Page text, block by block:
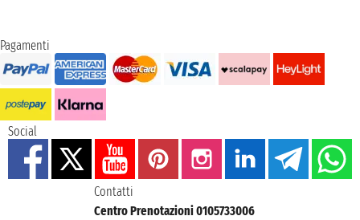
Pagamenti
Social
Contatti
Centro Prenotazioni 0105733006